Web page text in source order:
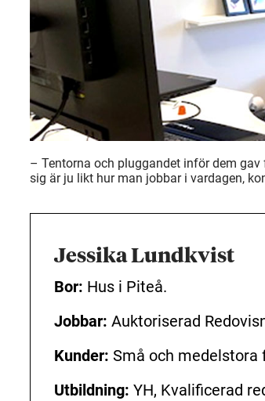
– Tentorna och pluggandet inför dem
sig är ju likt hur man jobbar i vardagen,
JessikaLundkvist
Bor: Hus i Piteå.
Jobbar: Auktoriserad
Kunder: Små och medelstora
Utbildning: YH, Kvalificerad